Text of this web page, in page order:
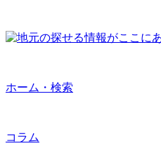
ホーム・検索
コラム